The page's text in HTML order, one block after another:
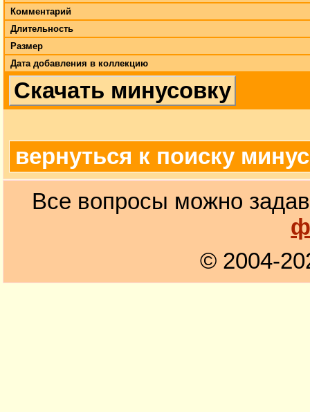
Комментарий
Длительность
Размер
Дата добавления в коллекцию
Скачать минусовку
вернуться к поиску
Все вопросы можно
© 2004-